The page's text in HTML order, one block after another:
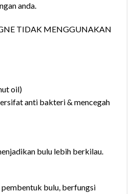
anda.
TIDAK MENGGUNAKAN
oil)
anti bakteri & mencegah
bulu lebih berkilau.
bulu, berfungsi